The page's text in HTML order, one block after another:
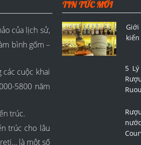
của lịch sử,
bình gốm –
các cuộc khai
5800 năm
trúc.
trúc cho lâu
là một số
TIN TỨC MỚI
5